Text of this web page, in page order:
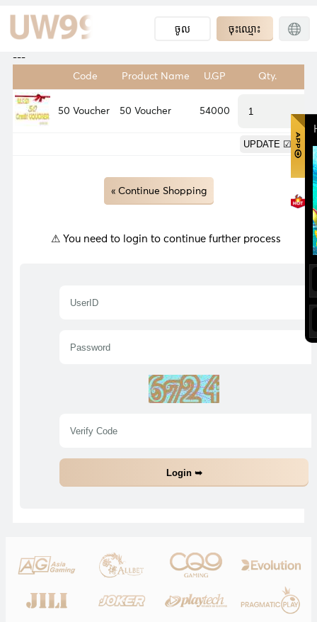
ចូល ចុះឈ្មោះ
---
Code Product Name U.GP Qty.
50 Voucher 50 Voucher 54000
« Continue Shopping
⚠ You need to login to continue further process